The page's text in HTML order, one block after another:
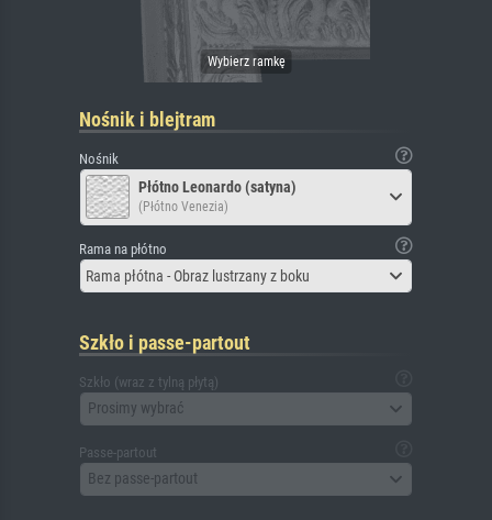
Nośnik i blejtram
Nośnik
Płótno Leonardo (satyna)
(Płótno Venezia)
Rama na płótno
Rama płótna - Obraz lustrzany z boku
Szkło i passe-partout
Szkło (wraz z tylną płytą)
Prosimy wybrać
Passe-partout
Bez passe-partout